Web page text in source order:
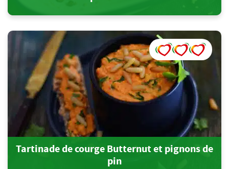
Tartinade de courge Butternut et pignons de
pin